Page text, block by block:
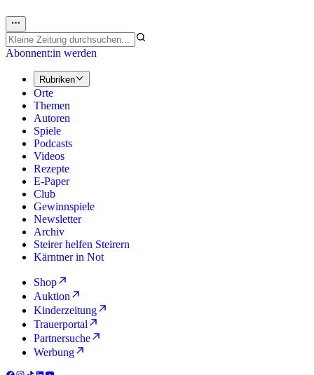
Abonnent:in werden
Rubriken
Orte
Themen
Autoren
Spiele
Podcasts
Videos
Rezepte
E-Paper
Club
Gewinnspiele
Newsletter
Archiv
Steirer helfen Steirern
Kärntner in Not
Shop
Auktion
Kinderzeitung
Trauerportal
Partnersuche
Werbung